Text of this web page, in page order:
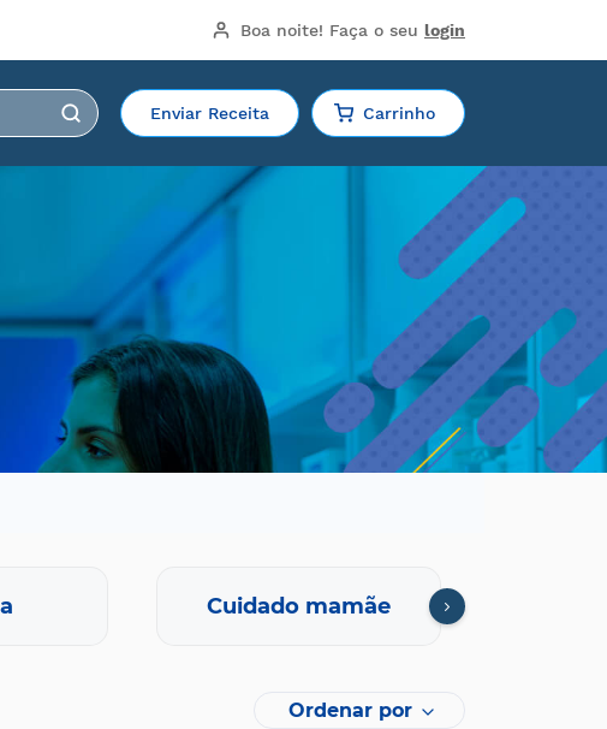
Boa noite! Faça o seu login
Enviar Receita Carrinho
Cuidado mamãe
Ordenar por